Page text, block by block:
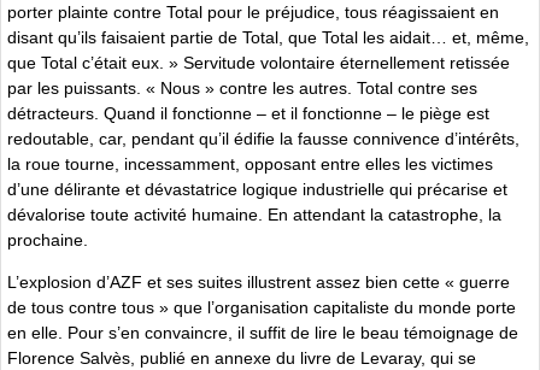
porter plainte contre Total pour le préjudice, tous réagissaient en
disant qu’ils faisaient partie de Total, que Total les aidait… et, même,
que Total c’était eux. » Servitude volontaire éternellement retissée
par les puissants. « Nous » contre les autres. Total contre ses
détracteurs. Quand il fonctionne – et il fonctionne – le piège est
redoutable, car, pendant qu’il édifie la fausse connivence d’intérêts,
la roue tourne, incessamment, opposant entre elles les victimes
d’une délirante et dévastatrice logique industrielle qui précarise et
dévalorise toute activité humaine. En attendant la catastrophe, la
prochaine.
L’explosion d’AZF et ses suites illustrent assez bien cette « guerre
de tous contre tous » que l’organisation capitaliste du monde porte
en elle. Pour s’en convaincre, il suffit de lire le beau témoignage de
Florence Salvès, publié en annexe du livre de Levaray, qui se